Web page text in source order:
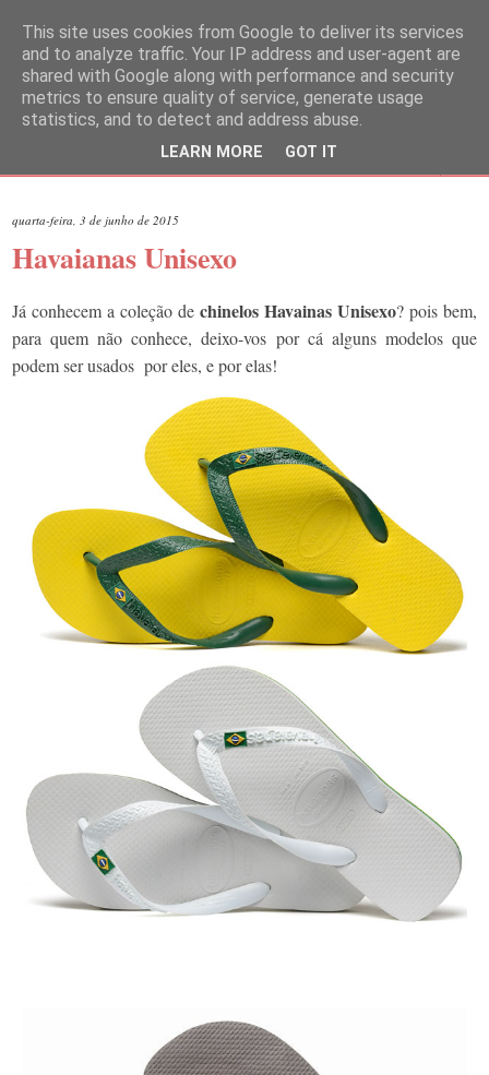
quarta-feira, 3 de junho de 2015
Havaianas Unisexo
Já conhecem a coleção de chinelos Havainas Unisexo? pois bem,
para quem não conhece, deixo-vos por cá alguns modelos que
podem ser usados por eles, e por elas!
This site uses cookies from Google to deliver its services
and to analyze traffic. Your IP address and user-agent are
shared with Google along with performance and security
metrics to ensure quality of service, generate usage
statistics, and to detect and address abuse.
LEARN MORE GOT IT